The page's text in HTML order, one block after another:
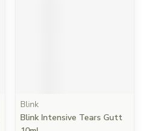
Blink
Blink Intensive Tears Gutt